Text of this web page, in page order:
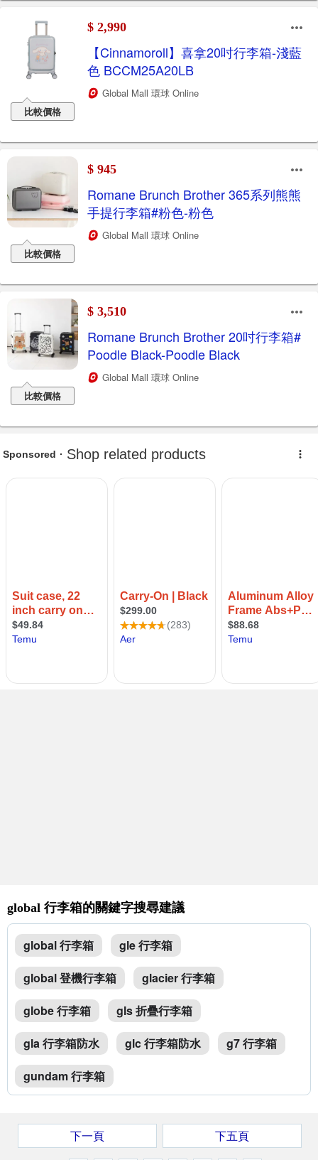
比較價格
$ 2,990
【Cinnamoroll】喜拿20吋行李箱-淺藍
色 BCCM25A20LB
Global Mall 環球 Online
比較價格
$ 945
Romane Brunch Brother 365系列熊熊
手提行李箱#粉色-粉色
Global Mall 環球 Online
比較價格
$ 3,510
Romane Brunch Brother 20吋行李箱#
Poodle Black-Poodle Black
Global Mall 環球 Online
global 行李箱的關鍵字搜尋建議
global 行李箱
gle 行李箱
global 登機行李箱
glacier 行李箱
globe 行李箱
gls 折疊行李箱
gla 行李箱防水
glc 行李箱防水
g7 行李箱
gundam 行李箱
下一頁 下五頁